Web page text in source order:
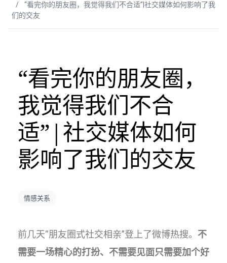
“看完你的朋友圈，我觉得我们不合适”|社交媒体如何影响了我
们的交友
“看完你的朋友圈，
我觉得我们不合
适”|社交媒体如何
影响了我们的交友
情感关系
前几天“朋友圈式社交相亲”登上了微博热搜。 不
需要一场精心的打扮、不需要见面只需要加个好